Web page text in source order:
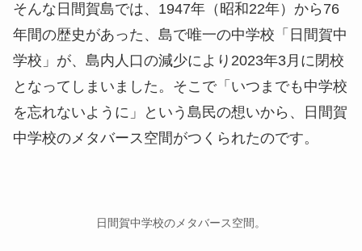
そんな日間賀島では、1947年（昭和22年）から76
年間の歴史があった、島で唯一の中学校「日間賀中
学校」が、島内人口の減少により2023年3月に閉校
となってしまいました。そこで「いつまでも中学校
を忘れないように」という島民の想いから、日間賀
中学校のメタバース空間がつくられたのです。
日間賀中学校のメタバース空間。